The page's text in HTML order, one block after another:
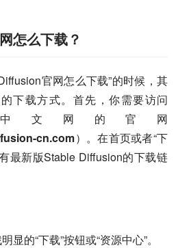
怎么下载？
官网怎么下载”的时候，其
下载方式。首先，你需要访问
中文网的官网
cn.com）。在首页或者“下
最新版Stable Diffusion的下载链
显的“下载”按钮或“资源中心”。